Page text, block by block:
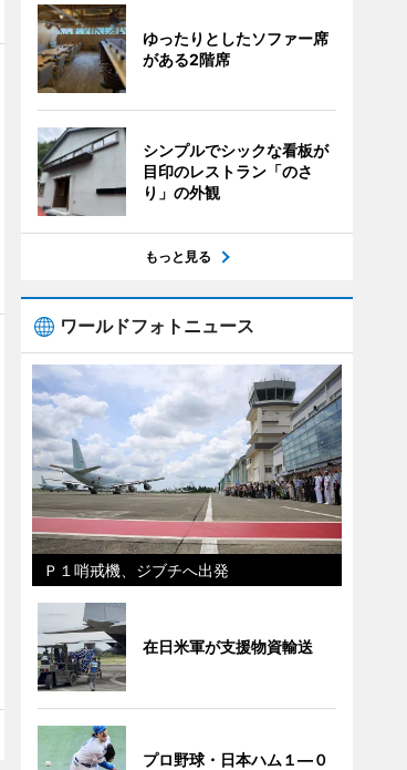
ゆったりとしたソファー席
がある2階席
シンプルでシックな看板が
目印のレストラン「のさ
り」の外観
もっと見る
ワールドフォトニュース
Ｐ１哨戒機、ジブチへ出発
在日米軍が支援物資輸送
プロ野球・日本ハム１―０